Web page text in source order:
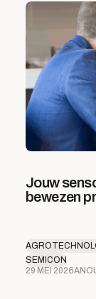
Jouw
bewezen
SEMICON
29 MEI 2026